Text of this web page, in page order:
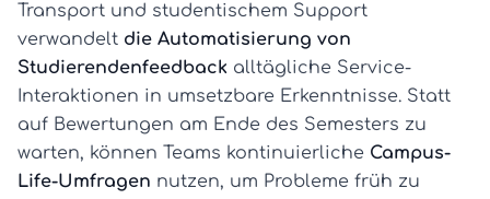
Transport und studentischem Support
verwandelt die Automatisierung von
Studierendenfeedback alltägliche Service-
Interaktionen in umsetzbare Erkenntnisse. Statt
auf Bewertungen am Ende des Semesters zu
warten, können Teams kontinuierliche Campus-
Life-Umfragen nutzen, um Probleme früh zu